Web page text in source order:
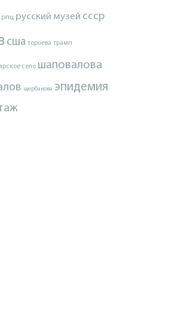
рпц русский музей ссср
сша тороева трамп
село шаповалова
щербакова эпидемия